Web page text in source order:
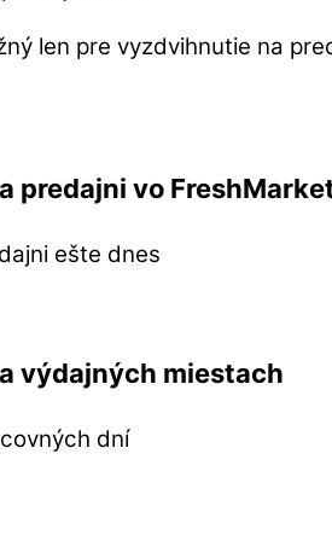
len pre vyzdvihnutie na
predajni vo
ešte dnes
výdajných miestach
dní